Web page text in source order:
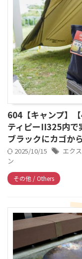
604【キャンプ】
ティピーII325内で
ブラックにカゴか
2025/10/15 エク
ン
その他 / Others